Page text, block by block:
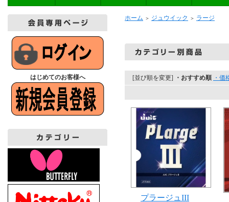
はじめてのお客様へ
ホーム ＞ ジュウイック ＞ ラージ
[並び順を変更] ・おすすめ順 ・価
プラージュIII